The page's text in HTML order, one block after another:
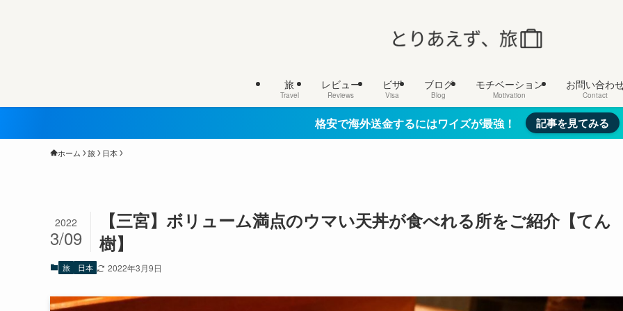
旅
Travel
レビュー
Reviews
ビザ
Visa
ブログ
Blog
モチベーション
Motivation
お問い合わ
Contact
格安で海外送金するにはワイズが最強！ 記事を見てみる
ホーム 旅 日本
【三宮】ボリューム満点のウマい天丼が食べれる所をご紹介【てん
樹】
2022
3/09
旅 日本 2022年3月9日